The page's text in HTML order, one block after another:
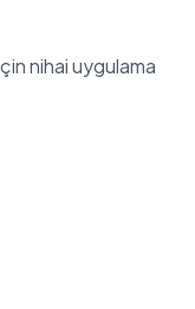
nihai uygulama